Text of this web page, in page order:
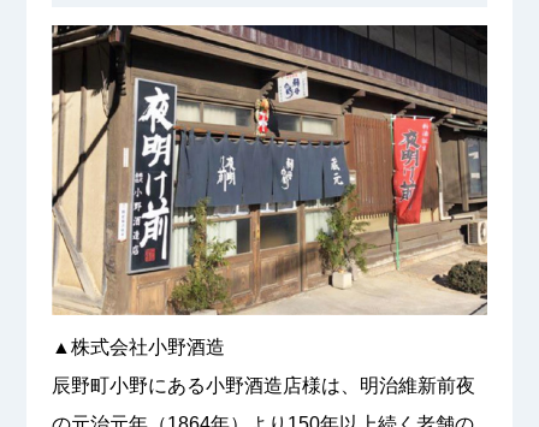
▲株式会社小野酒造
辰野町小野にある小野酒造店様は、明治維新前夜